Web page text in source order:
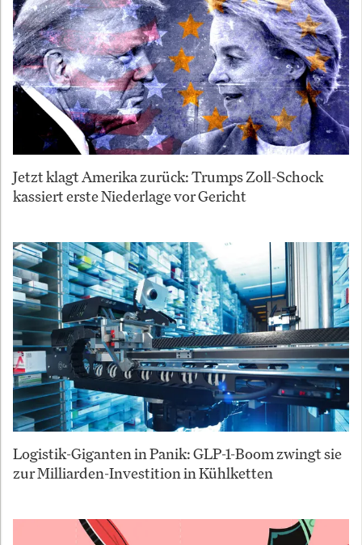
Jetzt klagt Amerika zurück: Trumps Zoll-Schock
kassiert erste Niederlage vor Gericht
Logistik-Giganten in Panik: GLP-1-Boom zwingt sie
zur Milliarden-Investition in Kühlketten